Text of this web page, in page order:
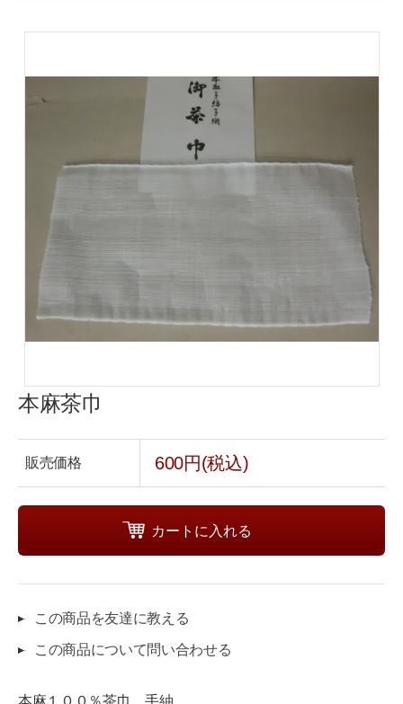
本麻茶巾
販売価格 600円(税込)
この商品を友達に教える
この商品について問い合わせる
本麻１００％茶巾 手紬